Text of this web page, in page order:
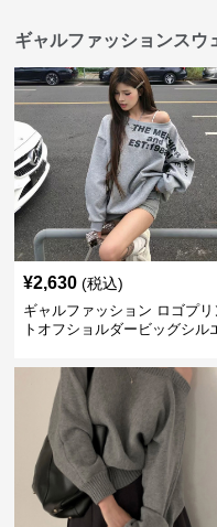
ギャルファッションスウ
¥2,630 (税込)
ギャルファッション ロゴプリ
トオフショルダービッグシル